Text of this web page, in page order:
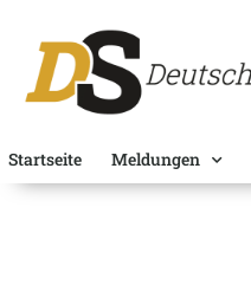
Startseite Meldungen